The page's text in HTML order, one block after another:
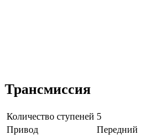
Трансмиссия
Количество ступеней 5
Привод
Передний